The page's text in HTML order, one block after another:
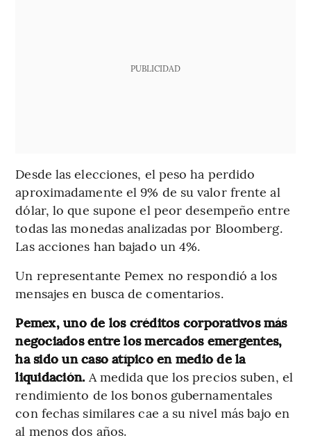
PUBLICIDAD
Desde las elecciones, el peso ha perdido
aproximadamente el 9% de su valor frente al
dólar, lo que supone el peor desempeño entre
todas las monedas analizadas por Bloomberg.
Las acciones han bajado un 4%.
Un representante Pemex no respondió a los
mensajes en busca de comentarios.
Pemex, uno de los créditos corporativos más
negociados entre los mercados emergentes,
ha sido un caso atípico en medio de la
liquidación. A medida que los precios suben, el
rendimiento de los bonos gubernamentales
con fechas similares cae a su nivel más bajo en
al menos dos años.